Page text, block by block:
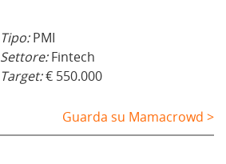
Tipo:PMI
Settore:Fintech
Target:€ 550.000
Guarda su Mamacrowd >